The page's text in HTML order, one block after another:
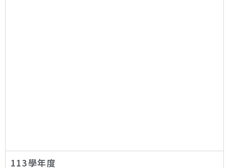
113學年度